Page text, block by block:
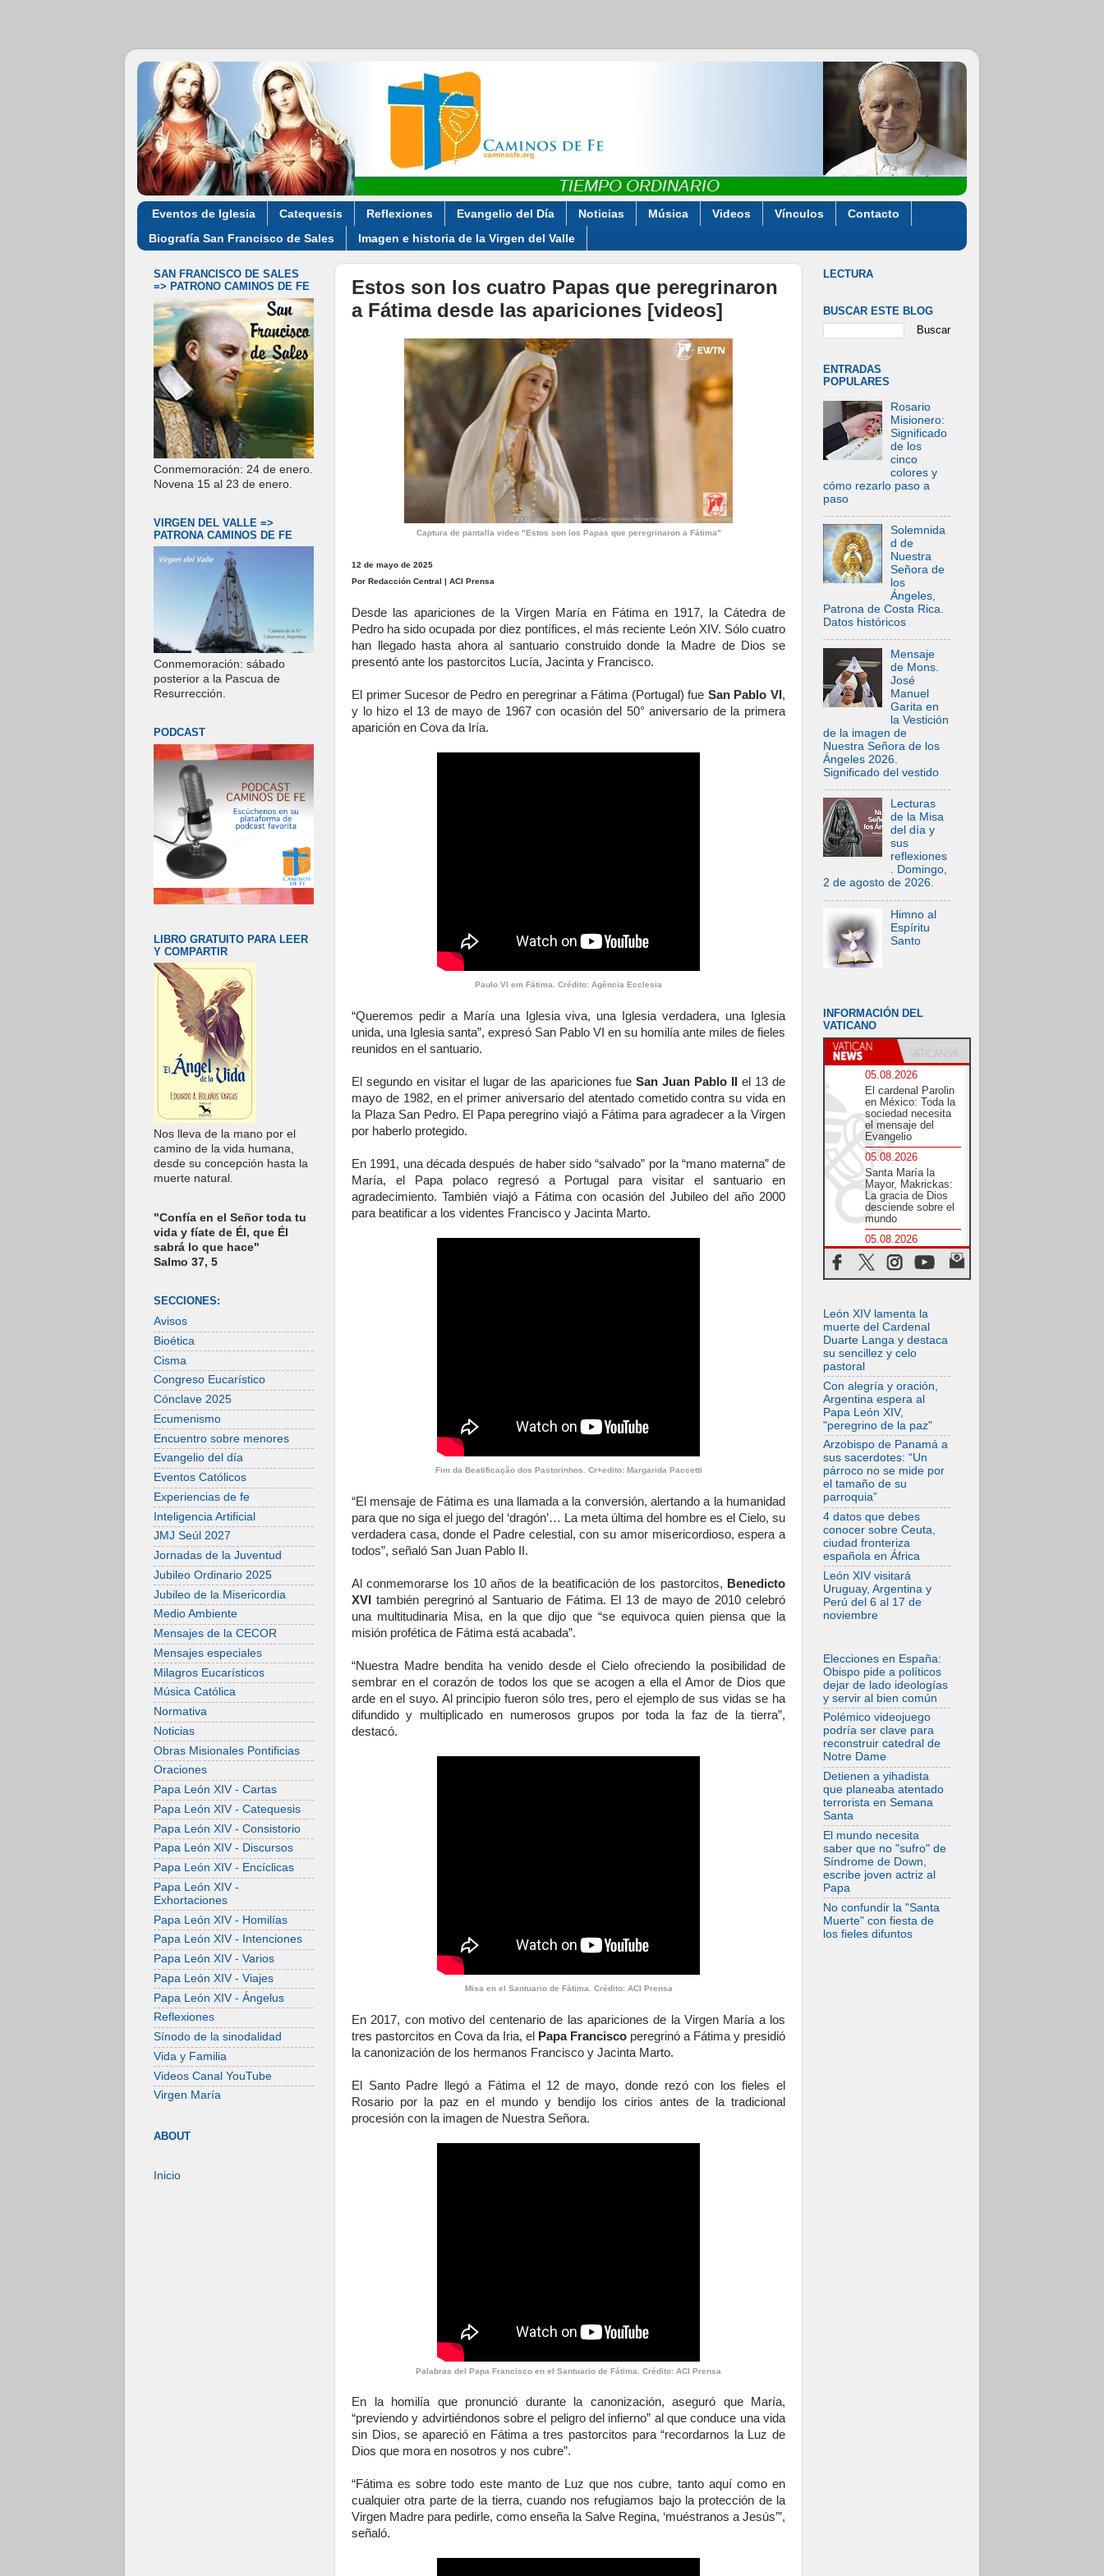
Eventos de Iglesia Catequesis Reflexiones Evangelio del Día Noticias Música Videos Vínculos
Contacto
Biografía San Francisco de Sales
Imagen e historia de la Virgen del Valle
Estos son los cuatro Papas que peregrinaron
a Fátima desde las apariciones [videos]
Captura de pantalla video "Estos son los Papas que peregrinaron a Fátima"
12 de mayo de 2025
Por Redacción Central | ACI Prensa
Desde las apariciones de la Virgen María en Fátima en 1917, la Cátedra de
Pedro ha sido ocupada por diez pontífices, el más reciente León XIV. Sólo cuatro
han llegado hasta ahora al santuario construido donde la Madre de Dios se
presentó ante los pastorcitos Lucía, Jacinta y Francisco.
El primer Sucesor de Pedro en peregrinar a Fátima (Portugal) fue San Pablo VI ,
y lo hizo el 13 de mayo de 1967 con ocasión del 50° aniversario de la primera
aparición en Cova da Iría.
Paulo VI em Fátima. Crédito: Agência Ecclesia
“Queremos pedir a María una Iglesia viva, una Iglesia verdadera, una Iglesia
unida, una Iglesia santa”, expresó San Pablo VI en su homilía ante miles de fieles
reunidos en el santuario.
El segundo en visitar el lugar de las apariciones fueSan Juan Pablo II
el 13 de
mayo de 1982, en el primer aniversario del atentado cometido contra su vida en
la Plaza San Pedro. El Papa peregrino viajó a Fátima para agradecer a la Virgen
por haberlo protegido.
En 1991, una década después de haber sido “salvado” por la “mano materna” de
María, el Papa polaco regresó a Portugal para visitar el santuario en
agradecimiento. También viajó a Fátima con ocasión del Jubileo del año 2000
para beatificar a los videntes Francisco y Jacinta Marto.
Fim da Beatificação dos Pastorinhos. Cr+edito: Margarida Paccetti
“El mensaje de Fátima es una llamada a la conversión, alertando a la humanidad
para que no siga el juego del ‘dragón’… La meta última del hombre es el Cielo, su
verdadera casa, donde el Padre celestial, con su amor misericordioso, espera a
todos”, señaló San Juan Pablo II.
Al conmemorarse los 10 años de la beatificación de los pastorcitos, Benedicto
XVI
también peregrinó al Santuario de Fátima. El 13 de mayo de 2010 celebró
una multitudinaria Misa, en la que dijo que “se equivoca quien piensa que la
misión profética de Fátima está acabada”.
“Nuestra Madre bendita ha venido desde el Cielo ofreciendo la posibilidad de
sembrar en el corazón de todos los que se acogen a ella el Amor de Dios que
arde en el suyo. Al principio fueron sólo tres, pero el ejemplo de sus vidas se ha
difundido y multiplicado en numerosos grupos por toda la faz de la tierra”,
destacó.
Misa en el Santuario de Fátima. Crédito: ACI Prensa
En 2017, con motivo del centenario de las apariciones de la Virgen María a los
tres pastorcitos en Cova da Iria, el
Papa Francisco peregrinó a Fátima y presidió
la canonización de los hermanos Francisco y Jacinta Marto.
El Santo Padre llegó a Fátima el 12 de mayo, donde rezó con los fieles el
Rosario por la paz en el mundo y bendijo los cirios antes de la tradicional
procesión con la imagen de Nuestra Señora.
Palabras del Papa Francisco en el Santuario de Fátima. Crédito: ACI Prensa
En la homilía que pronunció durante la canonización, aseguró que María,
“previendo y advirtiéndonos sobre el peligro del infierno” al que conduce una vida
sin Dios, se apareció en Fátima a tres pastorcitos para “recordarnos la Luz de
Dios que mora en nosotros y nos cubre”.
“Fátima es sobre todo este manto de Luz que nos cubre, tanto aquí como en
cualquier otra parte de la tierra, cuando nos refugiamos bajo la protección de la
Virgen Madre para pedirle, como enseña la Salve Regina, ‘muéstranos a Jesús’”,
señaló.
SAN FRANCISCO DE SALES
=> PATRONO CAMINOS DE FE
Conmemoración: 24 de enero.
Novena 15 al 23 de enero.
VIRGEN DEL VALLE =>
PATRONA CAMINOS DE FE
Conmemoración: sábado
posterior a la Pascua de
Resurrección.
PODCAST
LIBRO GRATUITO PARA LEER
Y COMPARTIR
Nos lleva de la mano por el
camino de la vida humana,
desde su concepción hasta la
muerte natural.
"Confía en el Señor toda tu
vida y fíate de Él, que Él
sabrá lo que hace"
Salmo 37, 5
SECCIONES:
Avisos
Bioética
Cisma
Congreso Eucarístico
Cónclave 2025
Ecumenismo
Encuentro sobre menores
Evangelio del día
Eventos Católicos
Experiencias de fe
Inteligencia Artificial
JMJ Seúl 2027
Jornadas de la Juventud
Jubileo Ordinario 2025
Jubileo de la Misericordia
Medio Ambiente
Mensajes de la CECOR
Mensajes especiales
Milagros Eucarísticos
Música Católica
Normativa
Noticias
Obras Misionales Pontificias
Oraciones
Papa León XIV - Cartas
Papa León XIV - Catequesis
Papa León XIV - Consistorio
Papa León XIV - Discursos
Papa León XIV - Encíclicas
Papa León XIV -
Exhortaciones
Papa León XIV - Homilías
Papa León XIV - Intenciones
Papa León XIV - Varios
Papa León XIV - Viajes
Papa León XIV - Ángelus
Reflexiones
Sínodo de la sinodalidad
Vida y Familia
Videos Canal YouTube
Virgen María
ABOUT
Inicio
LECTURA
BUSCAR ESTE BLOG
ENTRADAS
POPULARES
Rosario
Misionero:
Significado
de los
cinco
colores y
cómo rezarlo paso a
paso
Solemnida
d de
Nuestra
Señora de
los
Ángeles,
Patrona de Costa Rica.
Datos históricos
Mensaje
de Mons.
José
Manuel
Garita en
la Vestición
de la imagen de
Nuestra Señora de los
Ángeles 2026.
Significado del vestido
Lecturas
de la Misa
del día y
sus
reflexiones
. Domingo,
2 de agosto de 2026.
Himno al
Espíritu
Santo
INFORMACIÓN DEL
VATICANO
05.08.2026
El cardenal Parolin
en México: Toda la
sociedad necesita
el mensaje del
Evangelio
05.08.2026
Santa María la
Mayor, Makrickas:
La gracia de Dios
desciende sobre el
mundo
05.08.2026
Cristianos y
confucianos:
Respeto y sabiduría
de hoy
05.08.2026
En marcha hacia
Asís en nombre de
San Francisco, a la
espera de León
05.08.2026
Venezuela, Padre
Pagniello: "En
medio del dolor, una
Iglesia que no se
rinde"
05.08.2026
La Fuerza del
"Círculo de Héroes"
con el Papa en la
Audiencia General
05.08.2026
Nuncio en Ucrania:
Preocupa escuchar
a quienes bendicen
la guerra
masivo en Kyiv
durante la noche
05.08.2026
Colombo: "La visita
del Papa a
Argentina llevará un
mensaje de paz y
dignidad humana"
05.08.2026
Iglesia en Uruguay:
la visita del Papa
fortalecerá la fe y la
León XIV lamenta la
muerte del Cardenal
Duarte Langa y destaca
su sencillez y celo
pastoral
Con alegría y oración,
Argentina espera al
Papa León XIV,
"peregrino de la paz"
Arzobispo de Panamá a
sus sacerdotes: “Un
párroco no se mide por
el tamaño de su
parroquia”
4 datos que debes
conocer sobre Ceuta,
ciudad fronteriza
española en África
León XIV visitará
Uruguay, Argentina y
Perú del 6 al 17 de
noviembre
Elecciones en España:
Obispo pide a políticos
dejar de lado ideologías
y servir al bien común
Polémico videojuego
podría ser clave para
reconstruir catedral de
Notre Dame
Detienen a yihadista
que planeaba atentado
terrorista en Semana
Santa
El mundo necesita
saber que no "sufro" de
Síndrome de Down,
escribe joven actriz al
Papa
No confundir la "Santa
Muerte" con fiesta de
los fieles difuntos